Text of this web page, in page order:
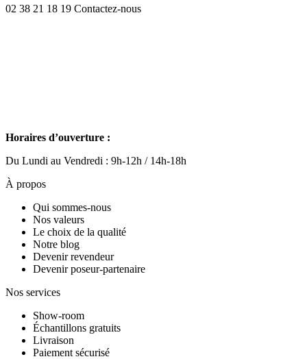
02 38 21 18 19 Contactez-nous
Horaires d’ouverture :
Du Lundi au Vendredi : 9h-12h / 14h-18h
À propos
Qui sommes-nous
Nos valeurs
Le choix de la qualité
Notre blog
Devenir revendeur
Devenir poseur-partenaire
Nos services
Show-room
Échantillons gratuits
Livraison
Paiement sécurisé